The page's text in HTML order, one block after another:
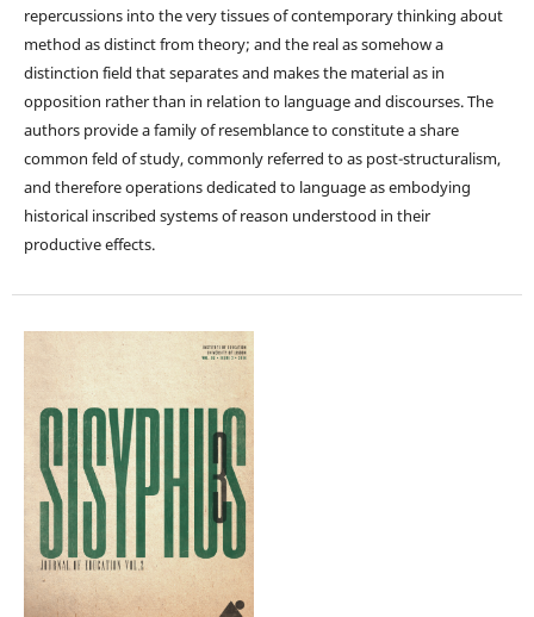
repercussions into the very tissues of contemporary thinking about
method as distinct from theory; and the real as somehow a
distinction field that separates and makes the material as in
opposition rather than in relation to language and discourses. The
authors provide a family of resemblance to constitute a share
common feld of study, commonly referred to as post-structuralism,
and therefore operations dedicated to language as embodying
historical inscribed systems of reason understood in their
productive effects.